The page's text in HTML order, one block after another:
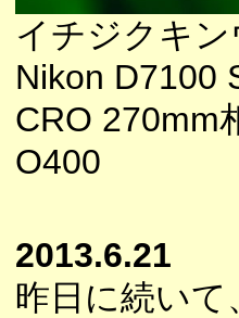
イチジクキ
Nikon D7100
CRO 270mm
O400
2013.6.21
昨日に続い